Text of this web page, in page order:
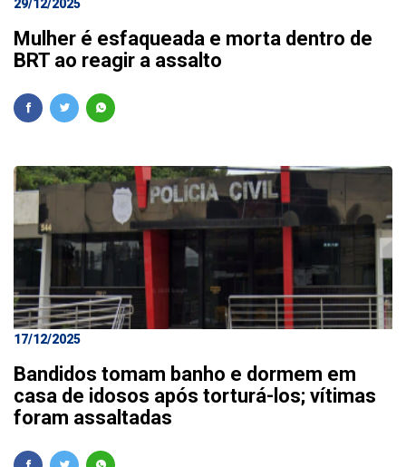
29/12/2025
Mulher é esfaqueada e morta dentro de
BRT ao reagir a assalto
17/12/2025
Bandidos tomam banho e dormem em
casa de idosos após torturá-los; vítimas
foram assaltadas